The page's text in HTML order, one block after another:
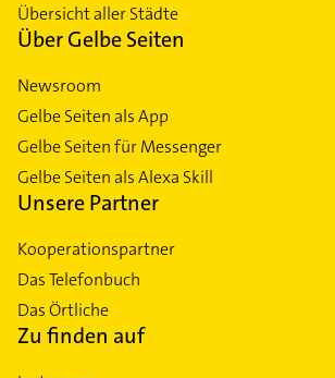
Übersicht aller Städte
Über Gelbe Seiten
Newsroom
Gelbe Seiten als App
Gelbe Seiten für Messenger
Gelbe Seiten als Alexa Skill
Unsere Partner
Kooperationspartner
Das Telefonbuch
Das Örtliche
Zu finden auf